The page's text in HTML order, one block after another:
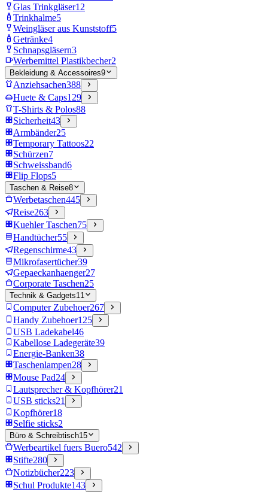
Glas Trinkgläser12
Trinkhalme5
Weingläser aus Kunststoff5
Getränke4
Schnapsgläsern3
Werbemittel Plastikbecher2
Bekleidung & Accessoires9
Anziehsachen388
Huete & Caps129
T-Shirts & Polos88
Sicherheit43
Armbänder25
Temporary Tattoos22
Schürzen7
Schweissband6
Flip Flops5
Taschen & Reise8
Werbetaschen445
Reise263
Kuehler Taschen75
Handtücher55
Regenschirme43
Mikrofasertücher39
Gepaeckanhaenger27
Corporate Taschen25
Technik & Gadgets11
Computer Zubehoer267
Handy Zubehoer125
USB Ladekabel46
Kabellose Ladegeräte39
Energie-Banken38
Taschenlampen28
Mouse Pad24
Lautsprecher & Kopfhörer21
USB sticks21
Kopfhörer18
Selfie sticks2
Büro & Schreibtisch15
Werbeartikel fuers Buero542
Stifte280
Notizbücher223
Schul Produkte143